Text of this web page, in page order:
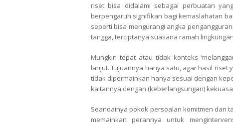
riset bisa didalami sebagai perbuatan
berpengaruh signifikan bagi kemaslahatan
seperti bisa mengurangi angka
tangga, terciptanya suasana ramah
Mungkin tepat atau tidak konteks
lanjut. Tujuannya hanya satu, agar hasil riset
tidak dipermainkan hanya sesuai dengan
kaitannya dengan (keberlangsungan)
Seandainya pokok persoalan komitmen dan
memainkan perannya untuk